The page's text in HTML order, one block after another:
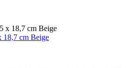
18,7 cm Beige